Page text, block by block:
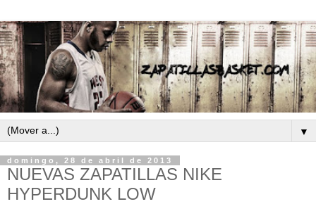
▼
domingo, 28 de abril de 2013
NUEVAS ZAPATILLAS NIKE
HYPERDUNK LOW